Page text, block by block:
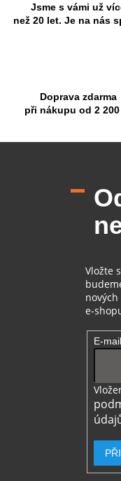
Jsme s vámi už
než 20 let. Je na nás
Doprava zdarma
při nákupu od 2 200
Vložte
e-
E-mail